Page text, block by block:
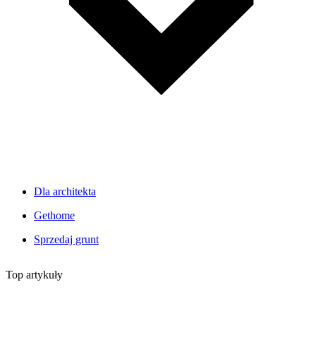
Dla architekta
Gethome
Sprzedaj grunt
Top artykuły